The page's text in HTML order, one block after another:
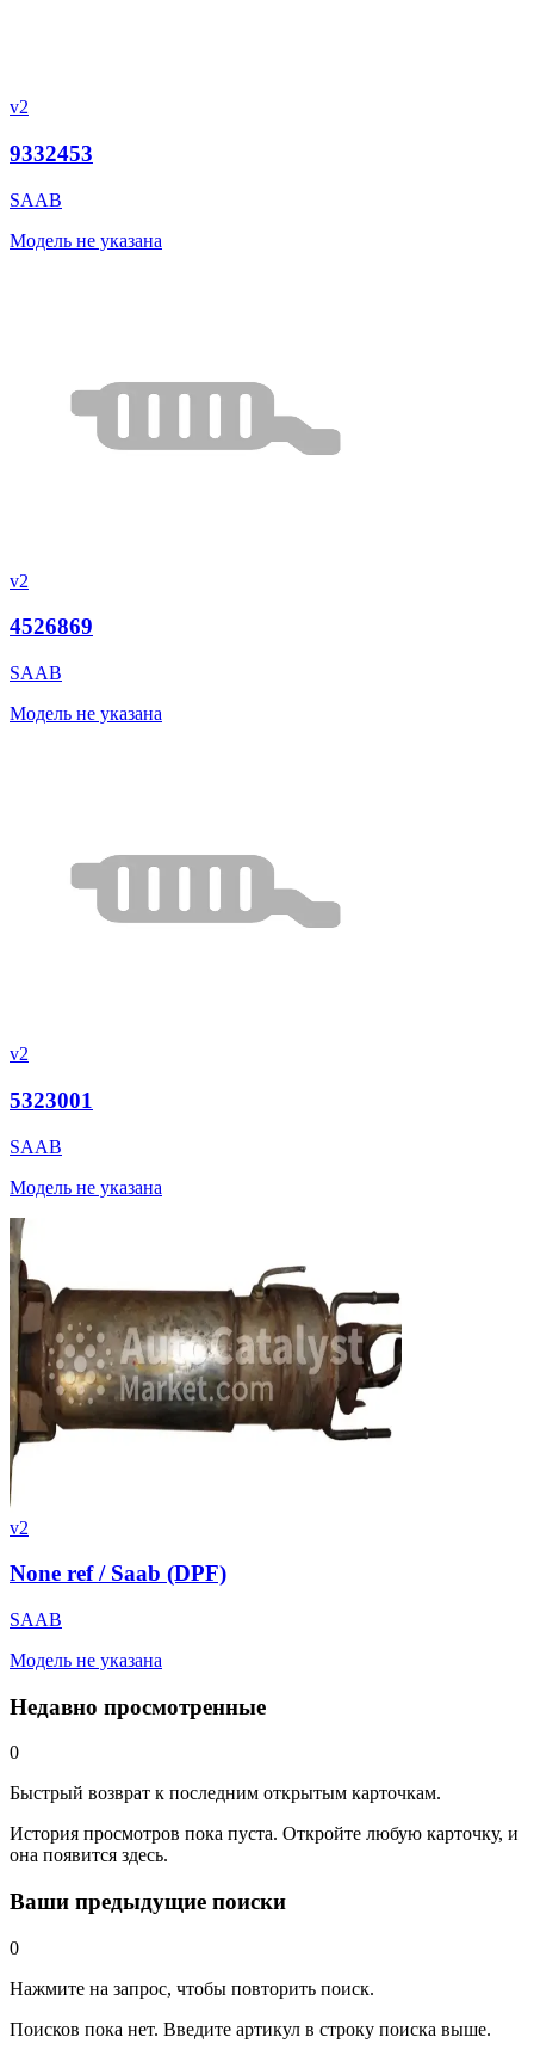
v2
9332453
SAAB
Модель не указана
v2
4526869
SAAB
Модель не указана
v2
5323001
SAAB
Модель не указана
v2
None ref / Saab (DPF)
SAAB
Модель не указана
Недавно просмотренные
0
Быстрый возврат к последним открытым карточкам.
История просмотров пока пуста. Откройте любую карточку, и
она появится здесь.
Ваши предыдущие поиски
0
Нажмите на запрос, чтобы повторить поиск.
Поисков пока нет. Введите артикул в строку поиска выше.